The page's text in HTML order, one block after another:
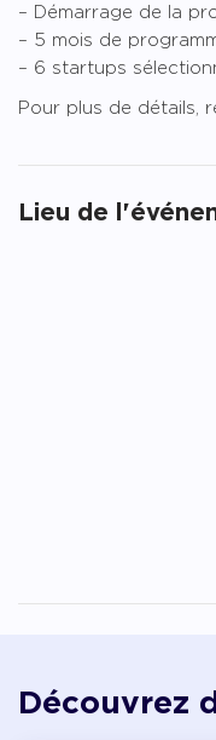
– Démarrage de la
– 5 mois de
– 6 startups
Pour plus de détails,
Lieu de
Découvrez